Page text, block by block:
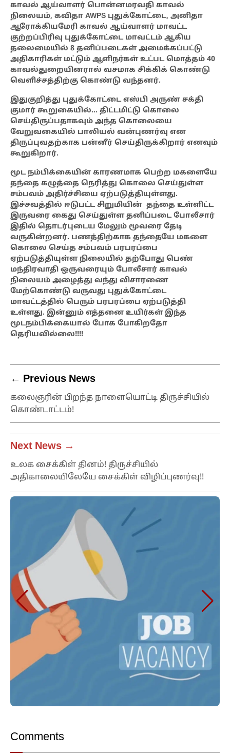
காவல் ஆய்வாளர் பொன்னமரவதி காவல்
நிலையம், கவிதா AWPS புதுக்கோட்டை, அனிதா
ஆரோக்கியமேரி காவல் ஆய்வாளர் மாவட்ட
குற்றப்பிரிவு புதுக்கோட்டை மாவட்டம் ஆகிய
தலைமையில் 8 தனிப்படைகள் அமைக்கப்பட்டு
அதிகாரிகள் மட்டும் ஆளிநர்கள் உட்பட மொத்தம் 40
காவல்துறையினரால் வசமாக சிக்கிக் கொண்டு
வெளிச்சத்திற்கு கொண்டு வந்தனர்.
இதுகுறித்து புதுக்கோட்டை எஸ்பி அருண் சக்தி
குமார் கூறுகையில்… திட்டமிட்டு கொலை
செய்திருப்பதாகவும் அந்த கொலையை
வேறுவகையில் பாலியல் வன்புணர்வு என
திருப்புவதற்காக பன்னீர் செய்திருக்கிறார் எனவும்
கூறுகிறார்.
மூட நம்பிக்கையின் காரணமாக பெற்ற மகளையே
தந்தை கழுத்தை நெரித்து கொலை செய்துள்ள
சம்பவம் அதிர்ச்சியை ஏற்படுத்தியுள்ளது.
இச்சவத்தில் ஈடுபட்ட சிறுமியின் தந்தை உள்ளிட்ட
இருவரை கைது செய்துள்ள தனிப்படை போலீசார்
இதில் தொடர்புடைய மேலும் மூவரை தேடி
வருகின்றனர். பணத்திற்காக தந்தையே மகளை
கொலை செய்த சம்பவம் பரபரப்பை
ஏற்படுத்தியுள்ள நிலையில் தற்போது பெண்
மந்திரவாதி ஒருவரையும் போலீசார் காவல்
நிலையம் அழைத்து வந்து விசாரணை
மேற்கொண்டு வருவது புதுக்கோட்டை
மாவட்டத்தில் பெரும் பரபரப்பை ஏற்படுத்தி
உள்ளது. இன்னும் எத்தனை உயிர்கள் இந்த
மூடநம்பிக்கையால் போக போகிறதோ
தெரியவில்லை!!!!
← Previous News
கலைஞரின் பிறந்த நாளையொட்டி திருச்சியில்
கொண்டாட்டம்!
Next News →
உலக சைக்கிள் தினம்! திருச்சியில்
அதிகாலையிலேயே சைக்கிள் விழிப்புணர்வு!!
Comments